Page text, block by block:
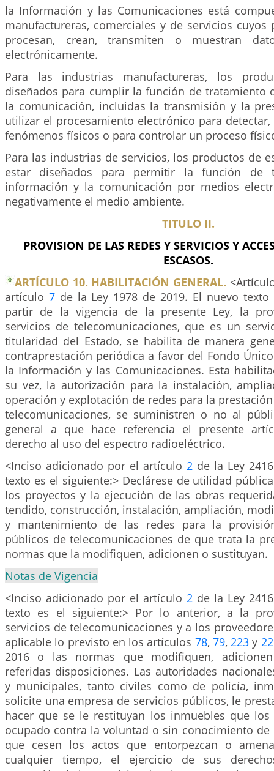
la Información y las Comunicaciones está
manufactureras, comerciales y de servicios cuyos
procesan, crean, transmiten o muestran
electrónicamente.
Para las industrias manufactureras, los
diseñados para cumplir la función de tratamiento
la comunicación, incluidas la transmisión y la
utilizar el procesamiento electrónico para
fenómenos físicos o para controlar un proceso
Para las industrias de servicios, los productos de
estar diseñados para permitir la función de
información y la comunicación por medios
negativamente el medio ambiente.
TITULO II.
PROVISION DE LAS REDES Y SERVICIOS Y
ESCASOS.
ARTÍCULO 10. HABILITACIÓN GENERAL.
artículo 7de la Ley 1978 de 2019. El nuevo texto
partir de la vigencia de la presente Ley, la
servicios de telecomunicaciones, que es un
titularidad del Estado, se habilita de manera
contraprestación periódica a favor del Fondo
la Información y las Comunicaciones. Esta
su vez, la autorización para la instalación,
operación y explotación de redes para la
telecomunicaciones, se suministren o no al
general a que hace referencia el presente
derecho al uso del espectro radioeléctrico.
<Inciso adicionado por el artículo 2 de la Ley
texto es el siguiente:> Declárese de utilidad
los proyectos y la ejecución de las obras
tendido, construcción, instalación, ampliación,
y mantenimiento de las redes para la
públicos de telecomunicaciones de que trata la
normas que la modifiquen, adicionen o sustituyan.
Notas de Vigencia
<Inciso adicionado por el artículo 2 de la Ley
texto es el siguiente:> Por lo anterior, a la
servicios de telecomunicaciones y a los
aplicable lo previsto en los artículos 78, 79,223 y
2016 o las normas que modifiquen,
referidas disposiciones. Las autoridades
y municipales, tanto civiles como de policía,
solicite una empresa de servicios públicos, le
hacer que se le restituyan los inmuebles que los
ocupado contra la voluntad o sin conocimiento de
que cesen los actos que entorpezcan o
cualquier tiempo, el ejercicio de sus